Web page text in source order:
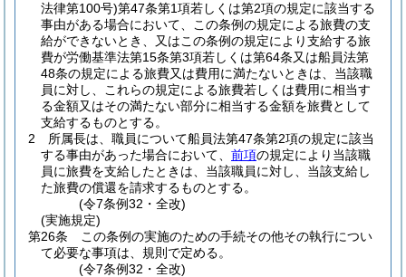
法律第100号)第47条第1項若しくは第2項の規定に該当する
事由がある場合において、この条例の規定による旅費の支
給ができないとき、又はこの条例の規定により支給する旅
費が労働基準法第15条第3項若しくは第64条又は船員法第
48条の規定による旅費又は費用に満たないときは、当該職
員に対し、これらの規定による旅費若しくは費用に相当す
る金額又はその満たない部分に相当する金額を旅費として
支給するものとする。
2
所属長は、職員について船員法第47条第2項の規定に該当
する事由があった場合において、 前項の規定により当該職
員に旅費を支給したときは、当該職員に対し、当該支給し
た旅費の償還を請求するものとする。
(令7条例32・全改)
(実施規定)
第26条
この条例の実施のための手続その他その執行につい
て必要な事項は、規則で定める。
(令7条例32・全改)